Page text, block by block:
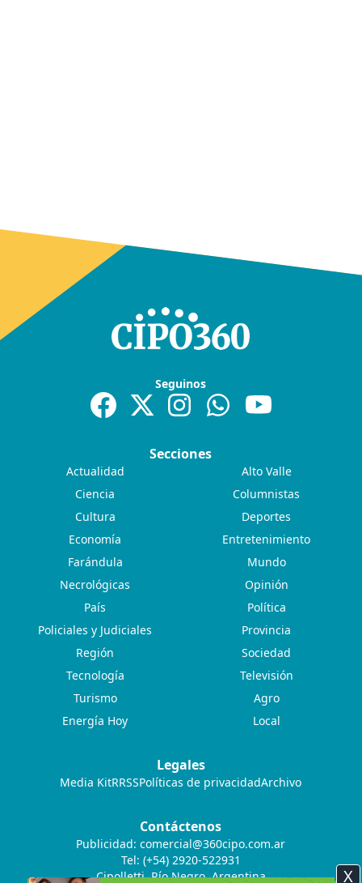
Seguinos
Secciones
Actualidad
Alto Valle
Ciencia
Columnistas
Cultura
Deportes
Economía
Entretenimiento
Farándula
Mundo
Necrológicas
Opinión
País
Política
Policiales y Judiciales
Provincia
Región
Sociedad
Tecnología
Televisión
Turismo
Agro
Energía Hoy
Local
Legales
Media KitRRSSPolíticas de privacidadArchivo
Contáctenos
Publicidad:comercial@360cipo.com.ar
Tel: (+54) 2920-522931
Cipolletti, Río Negro, Argentina
X